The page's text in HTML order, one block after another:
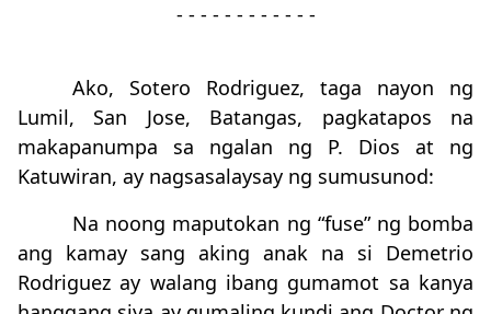
- - - - - - - - - - - -
Ako, Sotero Rodriguez, taga nayon ng
Lumil, San Jose, Batangas, pagkatapos na
makapanumpa sa ngalan ng P. Dios at ng
Katuwiran, ay nagsasalaysay ng sumusunod:
Na noong maputokan ng “fuse” ng bomba
ang kamay sang aking anak na si Demetrio
Rodriguez ay walang ibang gumamot sa kanya